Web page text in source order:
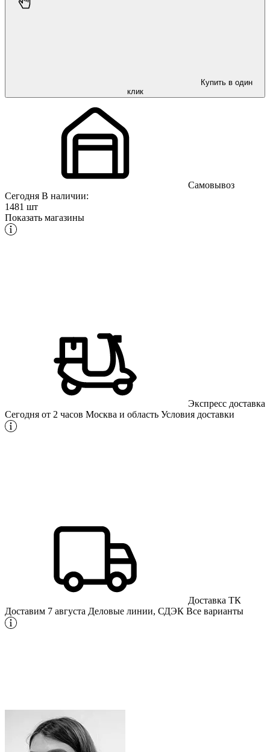
Купить в один
клик
Самовывоз
Сегодня В наличии:
1481 шт
Показать магазины
Экспресс доставка
Сегодня от 2 часов Москва и область Условия доставки
Доставка ТК
Доставим 7 августа Деловые линии, СДЭК Все варианты